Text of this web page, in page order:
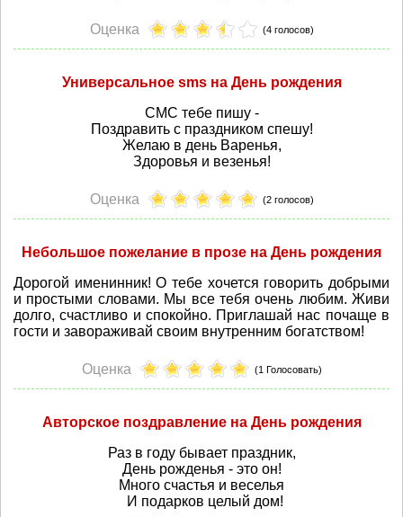
Оценка (4 голосов)
Универсальное sms на День рождения
СМС тебе пишу -
Поздравить с праздником спешу!
Желаю в день Варенья,
Здоровья и везенья!
Оценка (2 голосов)
Небольшое пожелание в прозе на День рождения
Дорогой именинник! О тебе хочется говорить добрыми
и простыми словами. Мы все тебя очень любим. Живи
долго, счастливо и спокойно. Приглашай нас почаще в
гости и завораживай своим внутренним богатством!
Оценка (1 Голосовать)
Авторское поздравление на День рождения
Раз в году бывает праздник,
День рожденья - это он!
Много счастья и веселья
И подарков целый дом!